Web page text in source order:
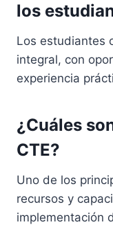
los
Los estudiantes
integral, con
experiencia
¿Cuáles
CTE?
Uno de los
recursos y
implementación